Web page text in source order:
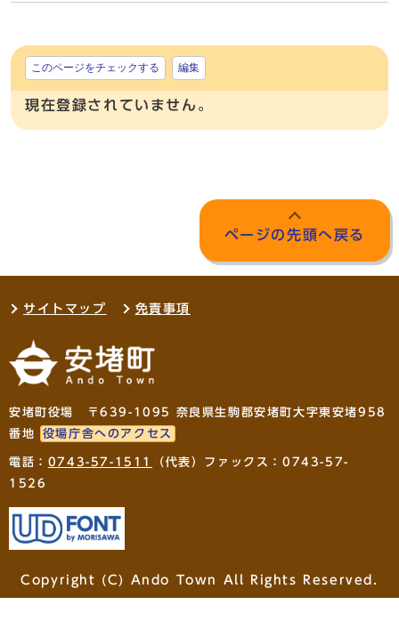
このページをチェックする 編集
現在登録されていません。
ページの先頭へ戻る
サイトマップ 免責事項
安堵町役場 〒639-1095 奈良県生駒郡安堵町大字東安堵958
番地
役場庁舎へのアクセス
電話： 0743-57-1511
（代表）ファックス：0743-57-
1526
Copyright (C) Ando Town All Rights Reserved.